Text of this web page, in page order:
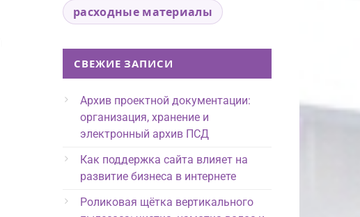
расходные материалы
СВЕЖИЕ ЗАПИСИ
Архив проектной документации:
организация, хранение и
электронный архив ПСД
Как поддержка сайта влияет на
развитие бизнеса в интернете
Роликовая щётка вертикального